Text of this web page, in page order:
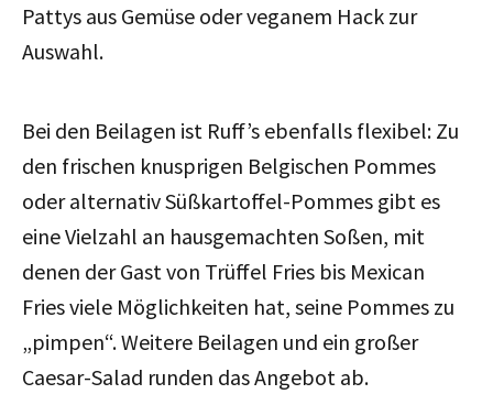
Pattys aus Gemüse oder veganem Hack zur
Auswahl.
Bei den Beilagen ist Ruff’s ebenfalls flexibel: Zu
den frischen knusprigen Belgischen Pommes
oder alternativ Süßkartoffel-Pommes gibt es
eine Vielzahl an hausgemachten Soßen, mit
denen der Gast von Trüffel Fries bis Mexican
Fries viele Möglichkeiten hat, seine Pommes zu
„pimpen“. Weitere Beilagen und ein großer
Caesar-Salad runden das Angebot ab.